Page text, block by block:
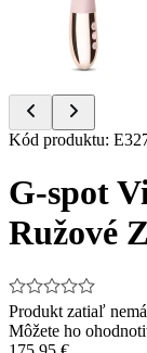
Item
of
8
Kód produktu:
G-spot
Ružové
Produkt zatiaľ
Môžete ho